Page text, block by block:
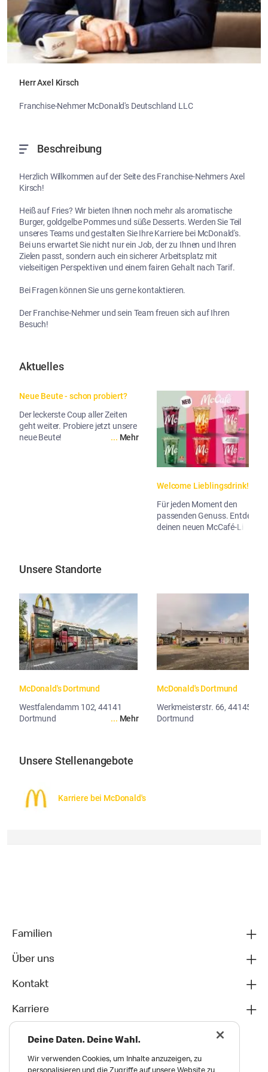
Herr Axel Kirsch
Franchise-Nehmer McDonald's Deutschland LLC
Beschreibung
Herzlich Willkommen auf der Seite des Franchise-Nehmers Axel
Kirsch!
Heiß auf Fries? Wir bieten Ihnen noch mehr als aromatische
Burger, goldgelbe Pommes und süße Desserts. Werden Sie Teil
unseres Teams und gestalten Sie Ihre Karriere bei McDonald's.
Bei uns erwartet Sie nicht nur ein Job, der zu Ihnen und Ihren
Zielen passt, sondern auch ein sicherer Arbeitsplatz mit
vielseitigen Perspektiven und einem fairen Gehalt nach Tarif.
Bei Fragen können Sie uns gerne kontaktieren.
Der Franchise-Nehmer und sein Team freuen sich auf Ihren
Besuch!
Aktuelles
Neue Beute - schon probiert?
Der leckerste Coup aller Zeiten
geht weiter. Probiere jetzt unsere
neue Beute!
... Mehr
Welcome Lieblingsdrink!
Für jeden Moment den
passenden Genuss. Entdecke
deinen neuen McCafé-Liebling!
Unsere Standorte
McDonald's Dortmund
Westfalendamm 102, 44141
Dortmund
... Mehr
McDonald's Dortmund
Werkmeisterstr. 66, 44145
Dortmund
Unsere Stellenangebote
Karriere bei McDonald's
Familien
Über uns
Kontakt
Karriere
Deine Daten. Deine Wahl.
Wir verwenden Cookies, um Inhalte anzuzeigen, zu